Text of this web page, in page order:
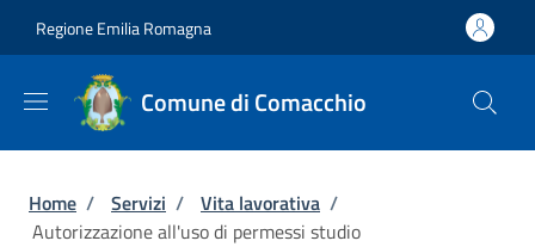
Regione Emilia Romagna
Comune di Comacchio
Briciole di pane
Home / Servizi / Vita lavorativa /
Autorizzazione all'uso di permessi studio